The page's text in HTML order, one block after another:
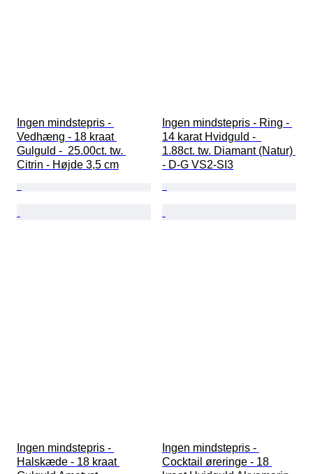
Ingen mindstepris -
Vedhæng - 18 kraat
Gulguld -  25.00ct. tw.
Citrin - Højde 3,5 cm
Ingen mindstepris - Ring -
14 karat Hvidguld -
1.88ct. tw. Diamant (Natur)
- D-G VS2-SI3
Ingen mindstepris -
Halskæde - 18 kraat
Ingen mindstepris -
Cocktail øreringe - 18